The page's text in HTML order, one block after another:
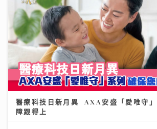
醫療科技日新月異 AXA安盛「愛唯守
障跟得上